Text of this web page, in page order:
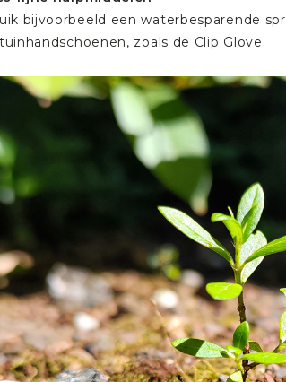
bijvoorbeeld een waterbesparende
, zoals de Clip Glove.